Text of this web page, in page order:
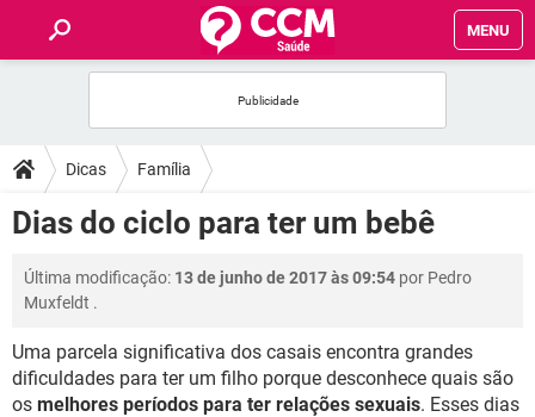
MENU
FÓRUM
SAÚDE
FAMÍLIA
BEM-ESTAR
Dicas Família
Dias do ciclo para ter um bebê
Última modificação: 13 de junho de 2017 às 09:54 por Pedro
Muxfeldt .
Uma parcela significativa dos casais encontra grandes
dificuldades para ter um filho porque desconhece quais são
os melhores períodos para ter relações sexuais. Esses dias